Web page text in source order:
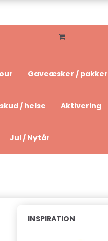
Gaveæsker / pakker
/ helse Aktivering
Jul / Nytår
INSPIRATION